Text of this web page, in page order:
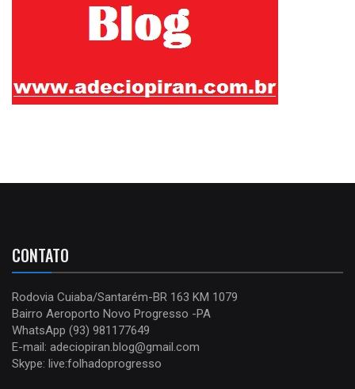
CONTATO
Rodovia Cuiaba/Santarém-BR 163 KM 1079
Bairro Aeroporto Novo Progresso -PA
WhatsApp (93) 981177649
E-mail: adeciopiran.blog@gmail.com
Skype: live:folhadoprogresso